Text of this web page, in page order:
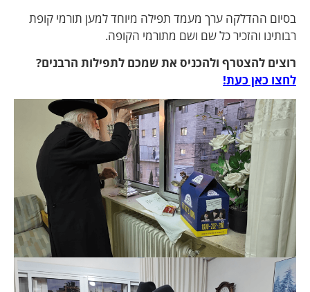
בסיום ההדלקה ערך מעמד תפילה מיוחד למען תורמי קופת
רבותינו והזכיר כל שם ושם מתורמי הקופה.
רוצים להצטרף ולהכניס את שמכם לתפילות הרבנים?
לחצו כאן כעת!